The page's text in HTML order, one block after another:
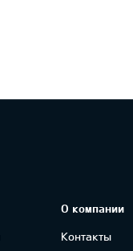
О компании
Контакты